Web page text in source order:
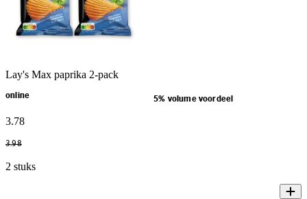
Lay's Max paprika 2-pack
online 5% volume voordeel
3.78
3.98
2 stuks